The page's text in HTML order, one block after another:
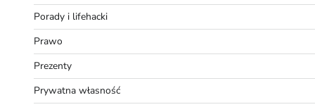
Porady i lifehacki
Prawo
Prezenty
Prywatna własność